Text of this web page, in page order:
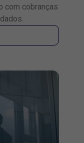
com cobranças